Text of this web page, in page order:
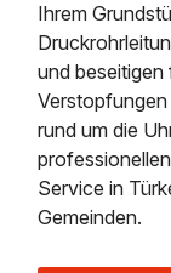
Ihrem
und
rund um die
Service in
Gemeinden.